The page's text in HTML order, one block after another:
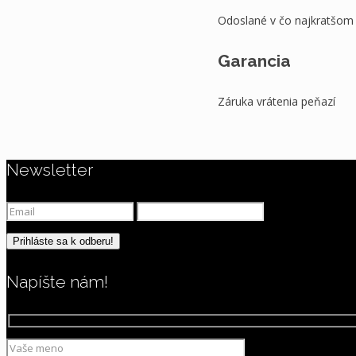
Odoslané v čo najkratšom
Garancia
Záruka vrátenia peňazí
Newsletter
Napíšte nám!